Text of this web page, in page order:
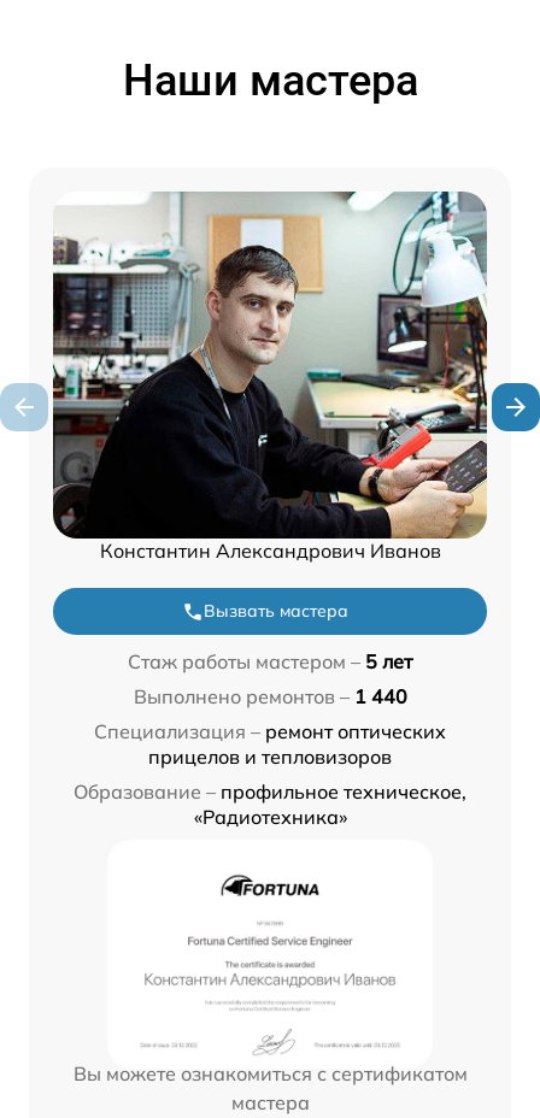
Наши мастера
Константин Александрович Иванов
Вызвать мастера
Стаж работы мастером – 5 лет
Выполнено ремонтов – 1 440
Специализация – ремонт оптических
прицелов и тепловизоров
Образование – профильное техническое,
«Радиотехника»
Вы можете ознакомиться с сертификатом
мастера